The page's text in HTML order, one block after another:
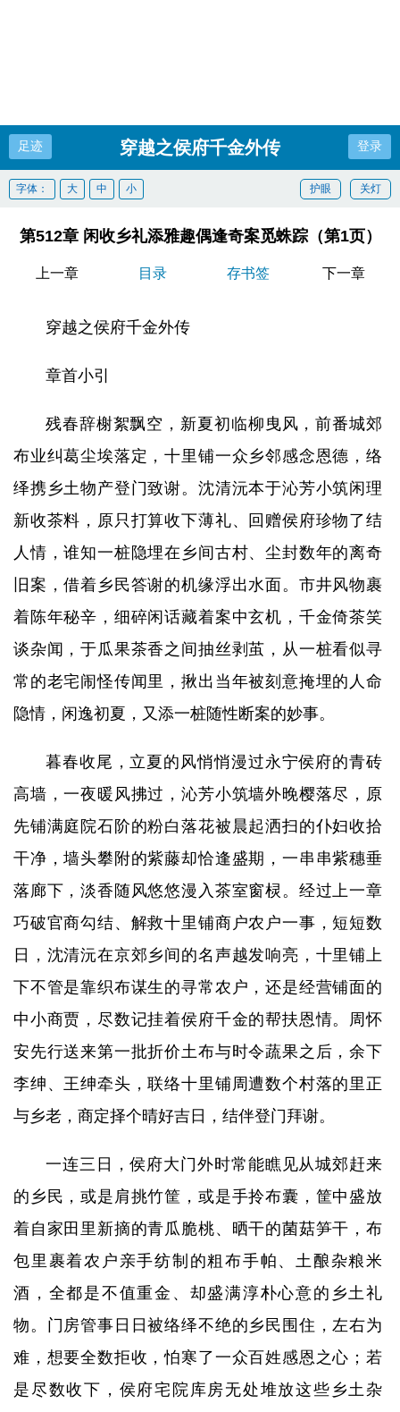
足迹 穿越之侯府千金外传 登录
关灯
护眼
字体： 大 中 小
第512章 闲收乡礼添雅趣偶逢奇案觅蛛踪（第1页）
上一章 目录 存书签 下一章
穿越之侯府千金外传
章首小引
残春辞榭絮飘空，新夏初临柳曳风，前番城郊
布业纠葛尘埃落定，十里铺一众乡邻感念恩德，络
绎携乡土物产登门致谢。沈清沅本于沁芳小筑闲理
新收茶料，原只打算收下薄礼、回赠侯府珍物了结
人情，谁知一桩隐埋在乡间古村、尘封数年的离奇
旧案，借着乡民答谢的机缘浮出水面。市井风物裹
着陈年秘辛，细碎闲话藏着案中玄机，千金倚茶笑
谈杂闻，于瓜果茶香之间抽丝剥茧，从一桩看似寻
常的老宅闹怪传闻里，揪出当年被刻意掩埋的人命
隐情，闲逸初夏，又添一桩随性断案的妙事。
暮春收尾，立夏的风悄悄漫过永宁侯府的青砖
高墙，一夜暖风拂过，沁芳小筑墙外晚樱落尽，原
先铺满庭院石阶的粉白落花被晨起洒扫的仆妇收拾
干净，墙头攀附的紫藤却恰逢盛期，一串串紫穗垂
落廊下，淡香随风悠悠漫入茶室窗棂。经过上一章
巧破官商勾结、解救十里铺商户农户一事，短短数
日，沈清沅在京郊乡间的名声越发响亮，十里铺上
下不管是靠织布谋生的寻常农户，还是经营铺面的
中小商贾，尽数记挂着侯府千金的帮扶恩情。周怀
安先行送来第一批折价土布与时令蔬果之后，余下
李绅、王绅牵头，联络十里铺周遭数个村落的里正
与乡老，商定择个晴好吉日，结伴登门拜谢。
一连三日，侯府大门外时常能瞧见从城郊赶来
的乡民，或是肩挑竹筐，或是手拎布囊，筐中盛放
着自家田里新摘的青瓜脆桃、晒干的菌菇笋干，布
包里裹着农户亲手纺制的粗布手帕、土酿杂粮米
酒，全都是不值重金、却盛满淳朴心意的乡土礼
物。门房管事日日被络绎不绝的乡民围住，左右为
难，想要全数拒收，怕寒了一众百姓感恩之心；若
是尽数收下，侯府宅院库房无处堆放这些乡土杂